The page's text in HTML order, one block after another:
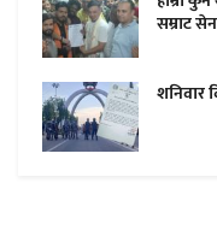
सम्राट
शनिवार